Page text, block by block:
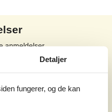
anmeldelser
på6vurderinger
d. 15-06-2025
Detaljer
fungerer, og de kan